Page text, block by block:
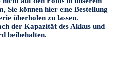
Sie können hier eine Bestellung
überholen zu lassen.
der Kapazität des Akkus und
beibehalten.